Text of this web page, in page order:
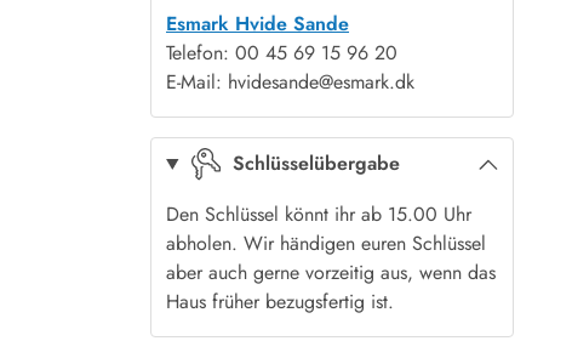
Esmark Hvide Sande
Telefon: 00 45 69 15 96 20
E-Mail: hvidesande@esmark.dk
Schlüsselübergabe
Den Schlüssel könnt ihr ab 15.00 Uhr
abholen. Wir händigen euren Schlüssel
aber auch gerne vorzeitig aus, wenn das
Haus früher bezugsfertig ist.